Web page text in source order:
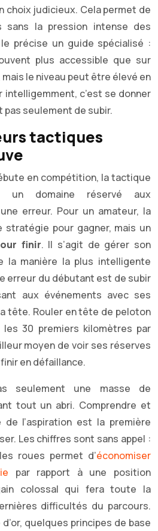
choix judicieux. Cela permet de
sans la pression intense des
le précise un guide spécialisé :
plus accessible que sur
le niveau peut être élevé en
intelligemment, c’est se donner
pas seulement de subir.
tactiques
en compétition, la tactique
un domaine réservé aux
erreur. Pour un amateur, la
stratégie pour gagner, mais un
finir. Il s’agit de gérer son
la manière la plus intelligente
erreur du débutant est de subir
aux événements avec ses
tête. Rouler en tête de peloton
30 premiers kilomètres par
moyen de voir ses réserves
en défaillance.
seulement une masse de
tout un abri. Comprendre et
l’aspiration est la première
Les chiffres sont sans appel :
roues permet d’économiser
par rapport à une position
colossal qui fera toute la
difficultés du parcours.
quelques principes de base